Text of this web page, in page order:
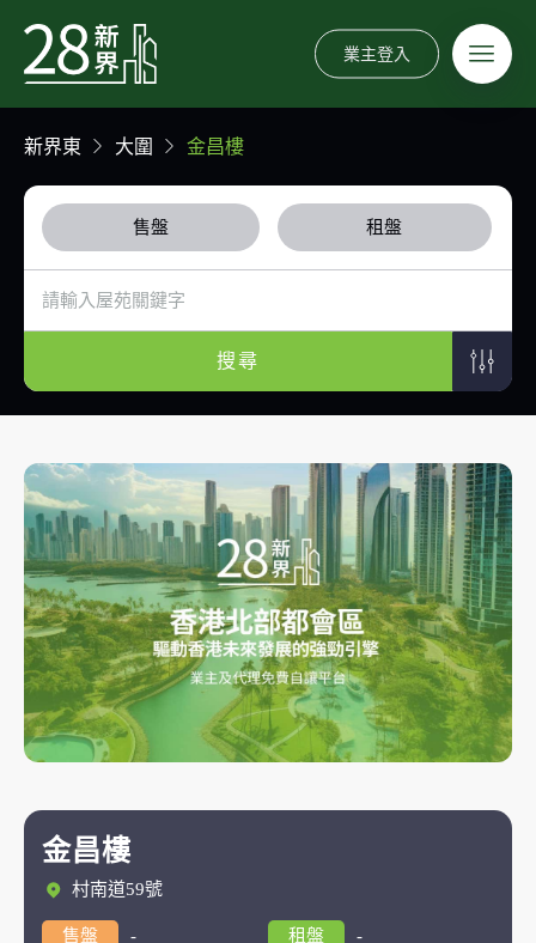
業主登入
新界東 大圍 金昌樓
售盤 租盤
搜尋
金昌樓
村南道59號
售盤 - 租盤 -